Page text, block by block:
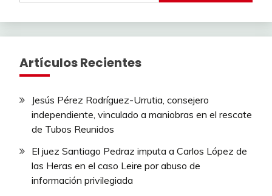
Artículos Recientes
Jesús Pérez Rodríguez-Urrutia, consejero
independiente, vinculado a maniobras en el rescate
de Tubos Reunidos
El juez Santiago Pedraz imputa a Carlos López de
las Heras en el caso Leire por abuso de
información privilegiada